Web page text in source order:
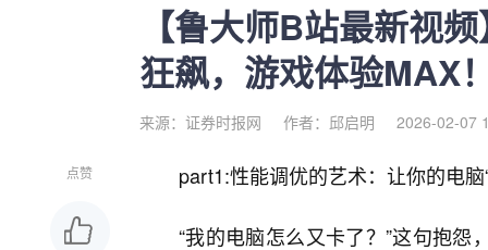
【鲁大师B站最新视
狂飙，游戏体验MAX
来源：证券时报网 作者：邱启明 2026-02-07
点赞 part1:性能调优的艺术：让你的电脑
“我的电脑怎么又卡了？”这句抱